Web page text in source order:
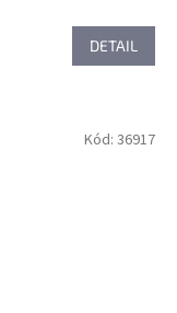
DETAIL
Kód: 36917